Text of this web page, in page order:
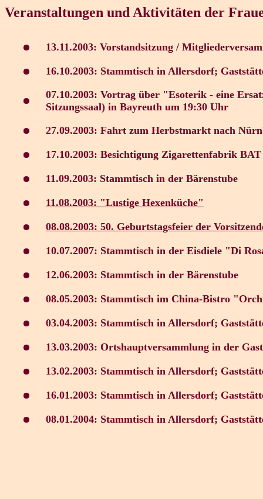
Veranstaltungen und Aktivitäten der
13.11.2003: Vorstandsitzung /
16.10.2003: Stammtisch in Allersdorf;
07.10.2003: Vortrag über "Esoterik - eine
Sitzungssaal) in Bayreuth um 19:30 Uhr
27.09.2003: Fahrt zum Herbstmarkt nach
17.10.2003: Besichtigung Zigarettenfabrik
11.09.2003: Stammtisch in der Bärenstube
11.08.2003: "Lustige Hexenküche"
08.08.2003: 50. Geburtstagsfeier der
10.07.2007: Stammtisch in der Eisdiele "Di
12.06.2003: Stammtisch in der Bärenstube
08.05.2003: Stammtisch im China-Bistro
03.04.2003: Stammtisch in Allersdorf;
13.03.2003: Ortshauptversammlung in der
13.02.2003: Stammtisch in Allersdorf;
16.01.2003: Stammtisch in Allersdorf;
08.01.2004: Stammtisch in Allersdorf;